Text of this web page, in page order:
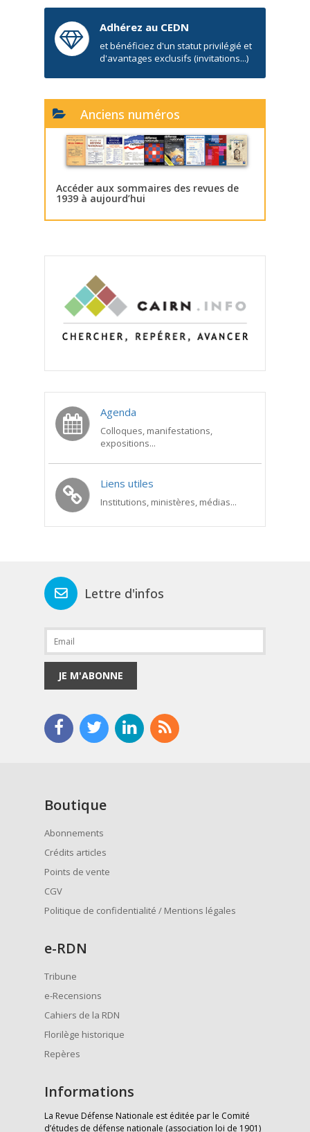
Adhérez au CEDN
et bénéficiez d'un statut privilégié et
d'avantages exclusifs (invitations...)
Anciens numéros
Accéder aux sommaires des revues de
1939 à aujourd’hui
Agenda
Colloques, manifestations,
expositions...
Liens utiles
Institutions, ministères, médias...
Lettre d'infos
JE M'ABONNE
Boutique
Abonnements
Crédits articles
Points de vente
CGV
Politique de confidentialité / Mentions légales
e-RDN
Tribune
e-Recensions
Cahiers de la RDN
Florilège historique
Repères
Informations
La Revue Défense Nationale est éditée par le Comité
d’études de défense nationale (association loi de 1901)